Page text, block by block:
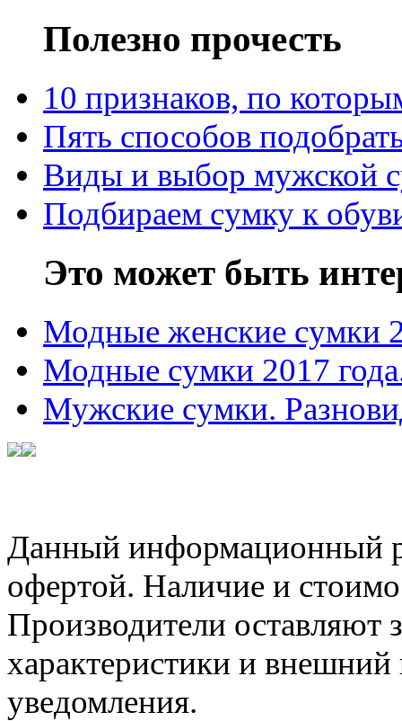
Полезно прочесть
10 признаков, по
Пять способов
Виды и выбор мужской
Подбираем сумку к
Это может быть
Модные женские сумки
Модные сумки 2017
Мужские сумки.
Данный информационный
офертой. Наличие и
Производители оставляют
характеристики и внешний
уведомления.